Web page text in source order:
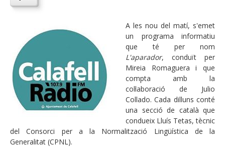
A les nou del matí, s'emet
un programa informatiu
que té per nom
L'aparador, conduït per
Mireia Romaguera i que
compta amb la
col·laboració de Julio
Collado. Cada dilluns conté
una secció de català que
condueix Lluís Tetas, tècnic
del Consorci per a la Normalització Lingüística de la
Generalitat (CPNL).